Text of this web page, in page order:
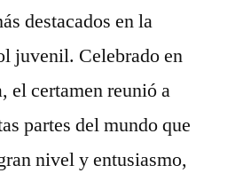
destacados en la
juvenil. Celebrado en
el certamen reunió a
partes del mundo que
nivel y entusiasmo,